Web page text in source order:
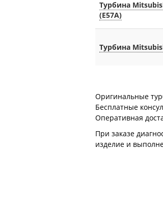
Турбина
(E57A)
Турбина
Оригинальные
Бесплатные
Оперативная
При заказе
изделие и